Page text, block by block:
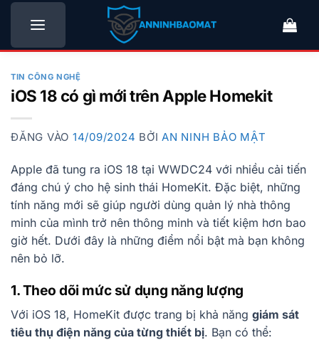
Bỏ
nội
TIN CÔNG NGHỆ
iOS 18 có gì mới trên Apple Homekit
ĐĂNG VÀO 14/09/2024 BỞI AN NINH BẢO MẬT
Apple đã tung ra iOS 18 tại WWDC24 với nhiều cải tiến
đáng chú ý cho hệ sinh thái HomeKit. Đặc biệt, những
tính năng mới sẽ giúp người dùng quản lý nhà thông
minh của mình trở nên thông minh và tiết kiệm hơn bao
giờ hết. Dưới đây là những điểm nổi bật mà bạn không
nên bỏ lỡ.
1. Theo dõi mức sử dụng năng lượng
Với iOS 18, HomeKit được trang bị khả năng giám sát
tiêu thụ điện năng của từng thiết bị. Bạn có thể: